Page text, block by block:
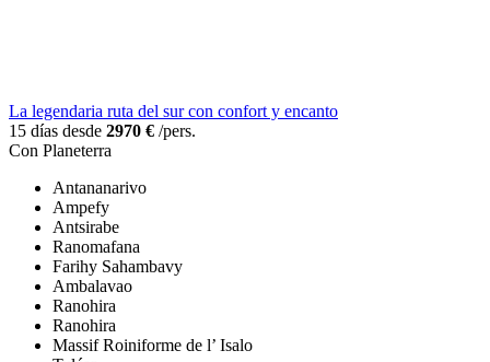
La legendaria ruta del sur con confort y encanto
15 días desde 2970 € /pers.
Con Planeterra
Antananarivo
Ampefy
Antsirabe
Ranomafana
Farihy Sahambavy
Ambalavao
Ranohira
Ranohira
Massif Roiniforme de l’ Isalo